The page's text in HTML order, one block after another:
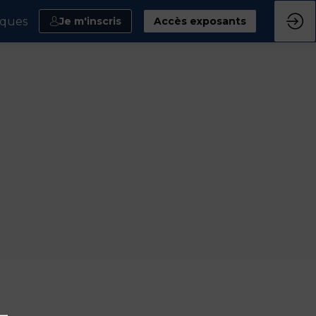
Je m'inscris Accès exposants